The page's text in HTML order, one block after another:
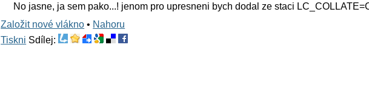
No jasne, ja sem pako...! jenom pro upresneni bych dodal ze staci
Založit nové vlákno • Nahoru
Tiskni Sdílej: